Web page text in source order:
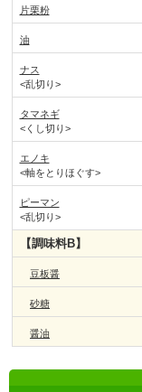
片栗粉
油
ナス
<乱切り>
タマネギ
<くし切り>
エノキ
<軸をとりほぐす>
ピーマン
<乱切り>
【調味料B】
豆板醤
砂糖
醤油